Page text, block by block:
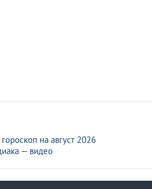
на август 2026
— видео